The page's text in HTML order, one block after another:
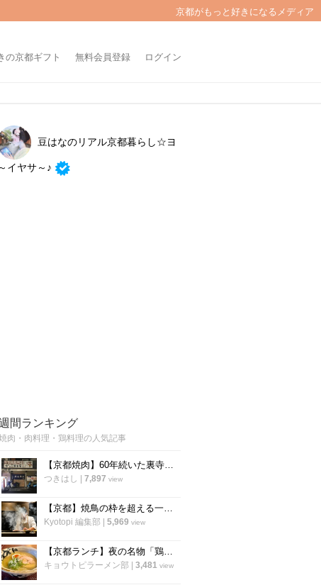
京都がもっと好きになるメディア
の京都ギフト 無料会員登録 ログイン
豆はなのリアル京都暮らし☆ヨ
～イヤサ～♪
間ランキング
肉・肉料理・鶏料理の人気記事
【京都焼肉】60年続いた裏寺町の名店を受け継ぐ 昔ながらのホルモン焼肉「三吉」
つきはし 7,897 view
【京都】焼鳥の枠を超える一軒 薪と炭で魅せるミシュラン掲載の鶏料理店「wabiya」
Kyotopi 編集部 5,969 view
【京都ランチ】夜の名物「鶏そば」が昼に登場 炭火焼鳥の人気店「串くら 京都本店」
キョウトピラーメン部 3,481 view